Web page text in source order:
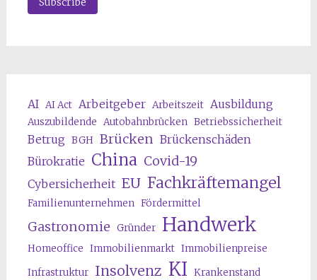
AI AI Act Arbeitgeber Arbeitszeit Ausbildung
Auszubildende Autobahnbrücken Betriebssicherheit
Betrug BGH Brücken Brückenschäden
Bürokratie China Covid-19
Cybersicherheit EU Fachkräftemangel
Familienunternehmen Fördermittel
Gastronomie Gründer Handwerk
Homeoffice Immobilienmarkt Immobilienpreise
Infrastruktur Insolvenz KI Krankenstand